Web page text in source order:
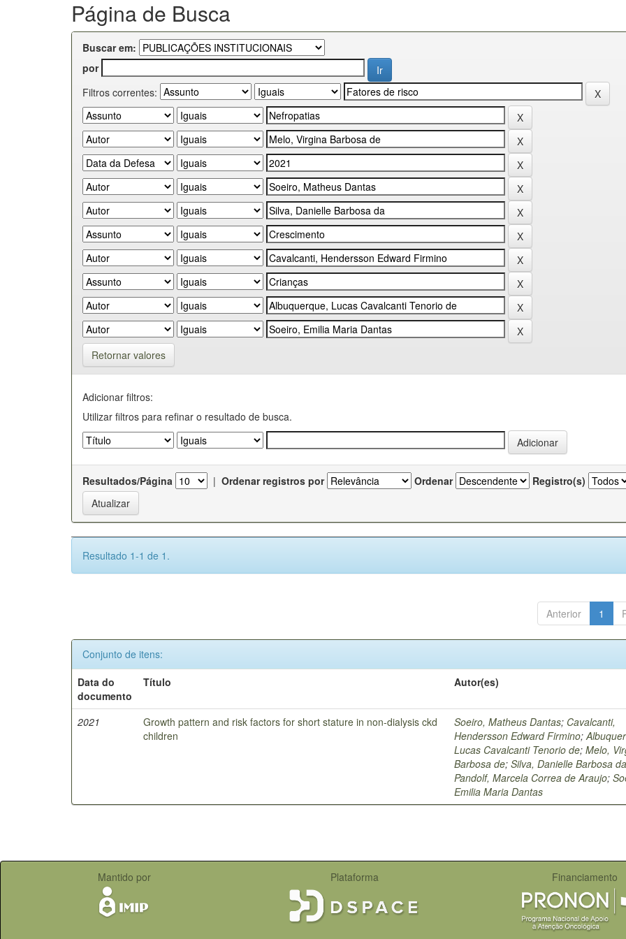
Página de Busca
Buscar em:
por
Filtros correntes:
Retornar valores
Adicionar filtros:
Utilizar filtros para refinar o resultado de busca.
Resultados/Página | Ordenar registros por Ordenar Registro(s)
Resultado 1-1 de 1.
Anterior 1
Conjunto de itens:
Data do
documento
Título Autor(es)
2021
Growth pattern and risk factors for short stature in non-dialysis ckd
children
Soeiro, Matheus Dantas; Cavalcanti,
Hendersson Edward Firmino;
Lucas Cavalcanti Tenorio de;Melo,
Barbosa de;Silva, Danielle Barbosa da
Pandolf, Marcela Correa de Araujo;
Emilia Maria Dantas
Mantido por Plataforma Financiamento